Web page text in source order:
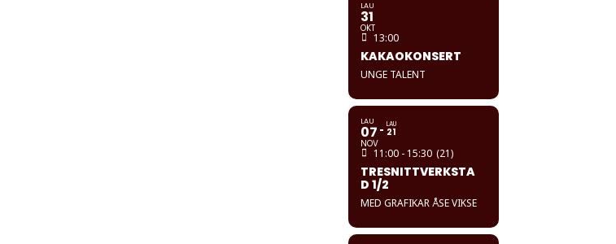
LAU
31
OKT
13:00
KAKAOKONSERT
UNGE TALENT
LAU
07
NOV
LAU
21
11:00 - 15:30 (21)
TRESNITTVERKSTA
D 1/2
MED GRAFIKAR ÅSE VIKSE